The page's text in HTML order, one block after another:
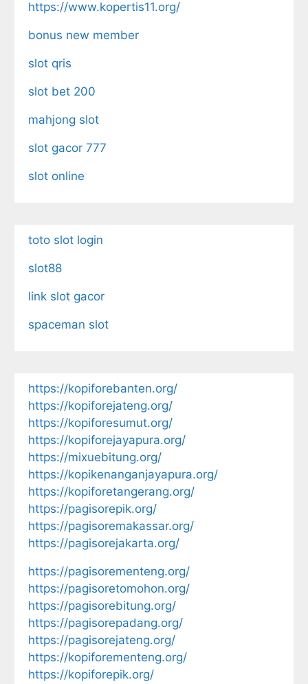
https://www.kopertis11.org/
bonus new member
slot qris
slot bet 200
mahjong slot
slot gacor 777
slot online
toto slot login
slot88
link slot gacor
spaceman slot
https://kopiforebanten.org/
https://kopiforejateng.org/
https://kopiforesumut.org/
https://kopiforejayapura.org/
https://mixuebitung.org/
https://kopikenanganjayapura.org/
https://kopiforetangerang.org/
https://pagisorepik.org/
https://pagisoremakassar.org/
https://pagisorejakarta.org/
https://pagisorementeng.org/
https://pagisoretomohon.org/
https://pagisorebitung.org/
https://pagisorepadang.org/
https://pagisorejateng.org/
https://kopiforementeng.org/
https://kopiforepik.org/